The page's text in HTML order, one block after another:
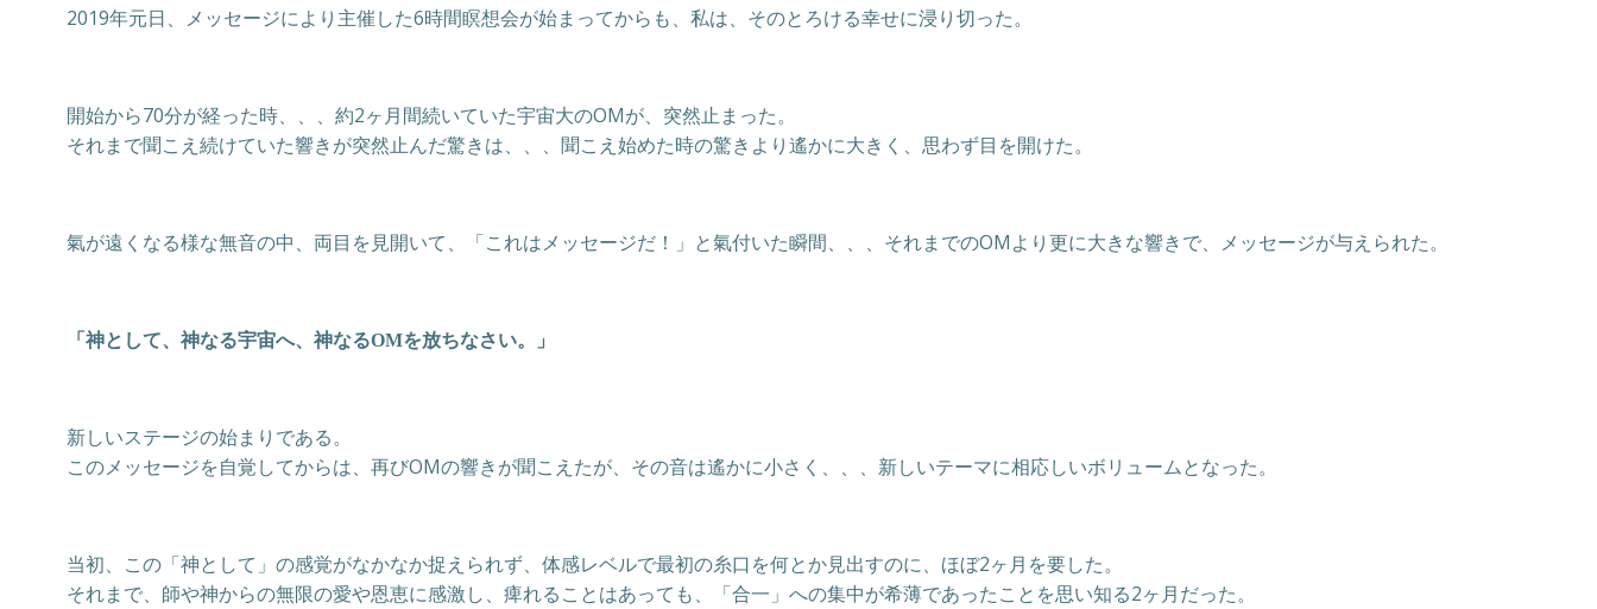
2019年元日、メッセージにより主催した6時間瞑想会が始まってからも、私は、そのとろける幸せに浸り切った。
開始から70分が経った時、、、約2ヶ月間続いていた宇宙大のOMが、突然止まった。
それまで聞こえ続けていた響きが突然止んだ驚きは、、、聞こえ始めた時の驚きより遙かに大きく、思わず目を開けた。
氣が遠くなる様な無音の中、両目を見開いて、「これはメッセージだ！」と氣付いた瞬間、、、それまでのOMより更に大きな響きで、メッセージが与えられた。
「神として、神なる宇宙へ、神なるOMを放ちなさい。」
新しいステージの始まりである。
このメッセージを自覚してからは、再びOMの響きが聞こえたが、その音は遙かに小さく、、、新しいテーマに相応しいボリュームとなった。
当初、この「神として」の感覚がなかなか捉えられず、体感レベルで最初の糸口を何とか見出すのに、ほぼ2ヶ月を要した。
それまで、師や神からの無限の愛や恩恵に感激し、痺れることはあっても、「合一」への集中が希薄であったことを思い知る2ヶ月だった。